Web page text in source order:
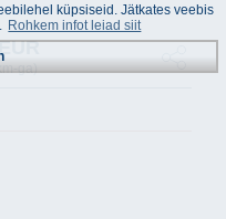
ga)
küpsiseid. Jätkates veebis
Rohkem infot leiad siit